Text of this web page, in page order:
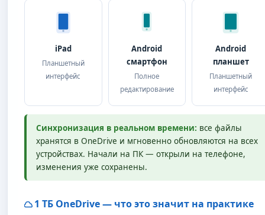
iPad
Планшетный
интерфейс
Android
смартфон
Полное
редактирование
Android
планшет
Планшетный
интерфейс
Синхронизация в реальном времени: все файлы
хранятся в OneDrive и мгновенно обновляются на всех
устройствах. Начали на ПК — открыли на телефоне,
изменения уже сохранены.
1 ТБ OneDrive — что это значит на практике